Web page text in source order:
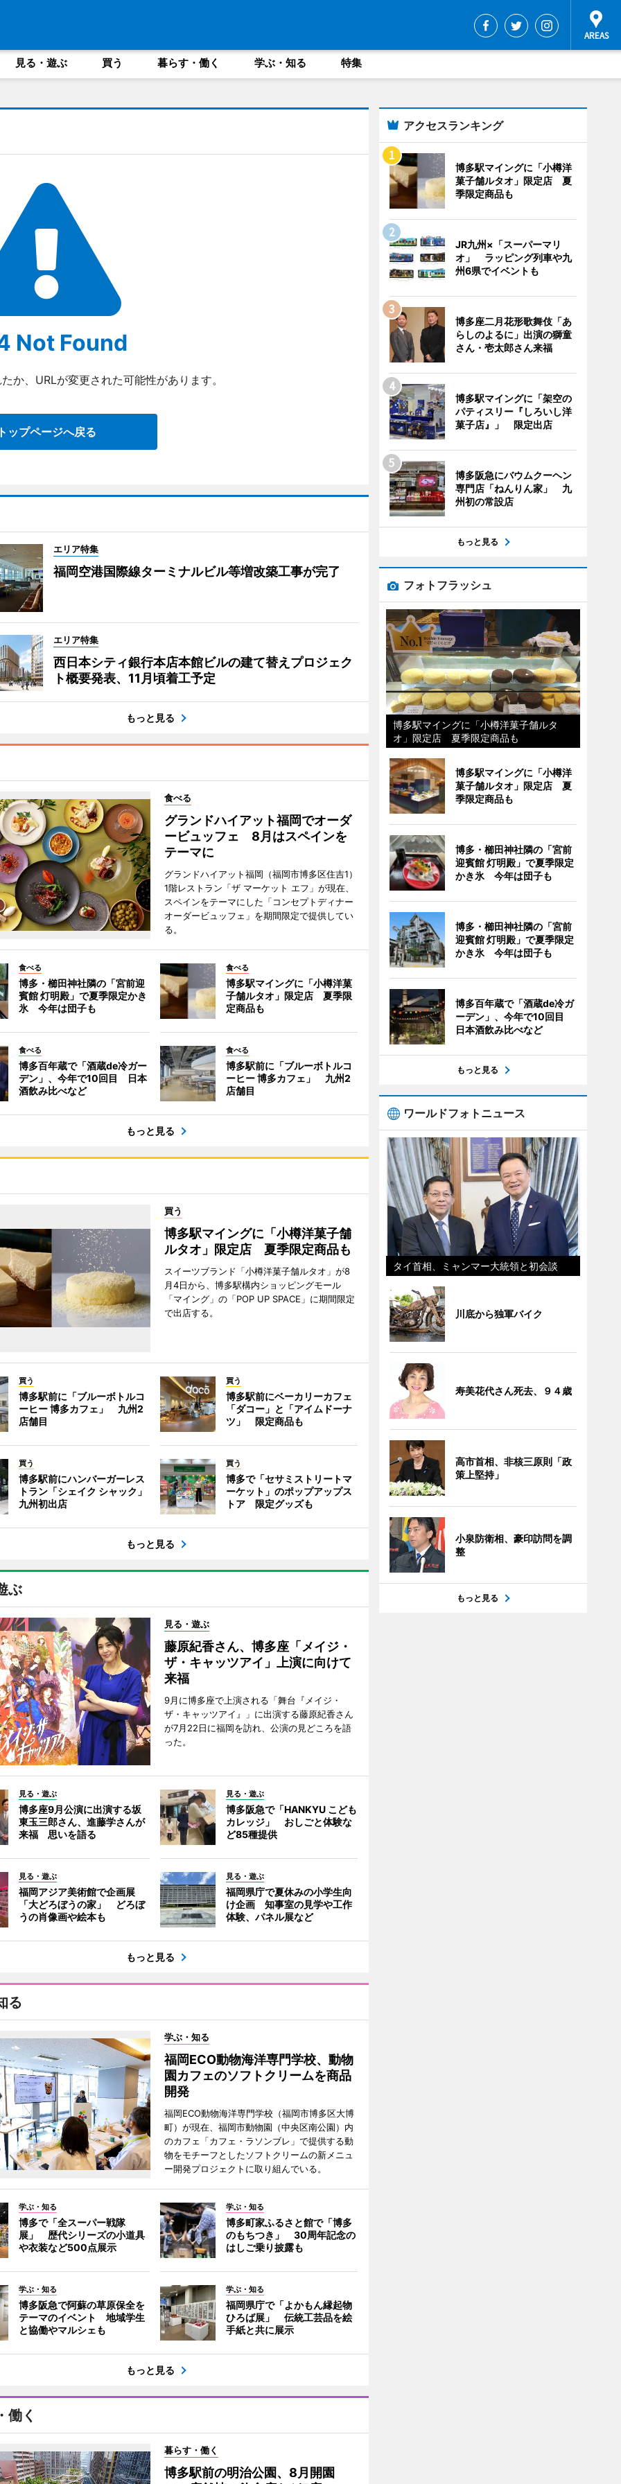
見る・遊ぶ 買う 暮らす・働く 学ぶ・知る 特集
Not Found
か、URLが変更された可能性があります。
ップページへ戻る
エリア特集
福岡空港国際線ターミナルビル等増改築工事が完了
エリア特集
西日本シティ銀行本店本館ビルの建て替えプロジェク
ト概要発表、11月頃着工予定
もっと見る
食べる
グランドハイアット福岡でオーダ
ービュッフェ 8月はスペインを
テーマに
グランドハイアット福岡（福岡市博多区住吉1）
1階レストラン「ザ マーケット エフ」が現在、
スペインをテーマにした「コンセプトディナー
オーダービュッフェ」を期間限定で提供してい
る。
食べる
博多・櫛田神社隣の「宮前迎
賓館 灯明殿」で夏季限定かき
氷 今年は団子も
食べる
博多駅マイングに「小樽洋菓
子舗ルタオ」限定店 夏季限
定商品も
食べる
博多百年蔵で「酒蔵de冷ガー
デン」、今年で10回目 日本
酒飲み比べなど
食べる
博多駅前に「ブルーボトルコ
ーヒー 博多カフェ」 九州2
店舗目
もっと見る
買う
博多駅マイングに「小樽洋菓子舗
ルタオ」限定店 夏季限定商品も
スイーツブランド「小樽洋菓子舗ルタオ」が8
月4日から、博多駅構内ショッピングモール
「マイング」の「POP UP SPACE」に期間限定
で出店する。
買う
博多駅前に「ブルーボトルコ
ーヒー 博多カフェ」 九州2
店舗目
買う
博多駅前にベーカリーカフェ
「ダコー」と「アイムドーナ
ツ」 限定商品も
買う
博多駅前にハンバーガーレス
トラン「シェイク シャック」
九州初出店
買う
博多で「セサミストリートマ
ーケット」のポップアップス
トア 限定グッズも
もっと見る
ぶ
見る・遊ぶ
藤原紀香さん、博多座「メイジ・
ザ・キャッツアイ」上演に向けて
来福
9月に博多座で上演される「舞台『メイジ・
ザ・キャッツアイ』」に出演する藤原紀香さん
が7月22日に福岡を訪れ、公演の見どころを語
った。
見る・遊ぶ
博多座9月公演に出演する坂
東玉三郎さん、進藤学さんが
来福 思いを語る
見る・遊ぶ
博多阪急で「HANKYU こども
カレッジ」 おしごと体験な
ど85種提供
見る・遊ぶ
福岡アジア美術館で企画展
「大どろぼうの家」 どろぼ
うの肖像画や絵本も
見る・遊ぶ
福岡県庁で夏休みの小学生向
け企画 知事室の見学や工作
体験、パネル展など
もっと見る
る
学ぶ・知る
福岡ECO動物海洋専門学校、動物
園カフェのソフトクリームを商品
開発
福岡ECO動物海洋専門学校（福岡市博多区大博
町）が現在、福岡市動物園（中央区南公園）内
のカフェ「カフェ・ラソンブレ」で提供する動
物をモチーフとしたソフトクリームの新メニュ
ー開発プロジェクトに取り組んでいる。
学ぶ・知る
博多で「全スーパー戦隊
展」 歴代シリーズの小道具
や衣装など500点展示
学ぶ・知る
博多町家ふるさと館で「博多
のもちつき」 30周年記念の
はしご乗り披露も
学ぶ・知る
博多阪急で阿蘇の草原保全を
テーマのイベント 地域学生
と協働やマルシェも
学ぶ・知る
福岡県庁で「よかもん縁起物
ひろば展」 伝統工芸品を絵
手紙と共に展示
もっと見る
働く
暮らす・働く
博多駅前の明治公園、8月開園
アクセスランキング
博多駅マイングに「小樽洋
菓子舗ルタオ」限定店 夏
季限定商品も
JR九州×「スーパーマリ
オ」 ラッピング列車や九
州6県でイベントも
博多座二月花形歌舞伎「あ
らしのよるに」出演の獅童
さん・壱太郎さん来福
博多駅マイングに「架空の
パティスリー『しろいし洋
菓子店』」 限定出店
博多阪急にバウムクーヘン
専門店「ねんりん家」 九
州初の常設店
もっと見る
フォトフラッシュ
博多駅マイングに「小樽洋菓子舗ルタ
オ」限定店 夏季限定商品も
博多駅マイングに「小樽洋
菓子舗ルタオ」限定店 夏
季限定商品も
博多・櫛田神社隣の「宮前
迎賓館 灯明殿」で夏季限定
かき氷 今年は団子も
博多・櫛田神社隣の「宮前
迎賓館 灯明殿」で夏季限定
かき氷 今年は団子も
博多百年蔵で「酒蔵de冷ガ
ーデン」、今年で10回目
日本酒飲み比べなど
もっと見る
ワールドフォトニュース
タイ首相、ミャンマー大統領と初会談
川底から独軍バイク
寿美花代さん死去、９４歳
高市首相、非核三原則「政
策上堅持」
小泉防衛相、豪印訪問を調
整
もっと見る